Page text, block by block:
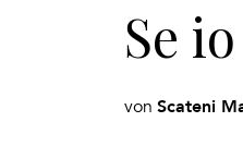
Se
von Scateni